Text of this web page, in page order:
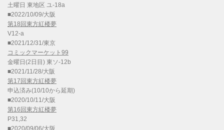
土曜日 東地区 ユ-18a
■2022/10/09/大阪
第18回東方紅楼夢
V12-a
■2021/12/31/東京
コミックマーケット99
金曜日(2日目) 東ソ-12b
■2021/11/28/大阪
第17回東方紅楼夢
申込済み(10/10から延期)
■2020/10/11/大阪
第16回東方紅楼夢
P31,32